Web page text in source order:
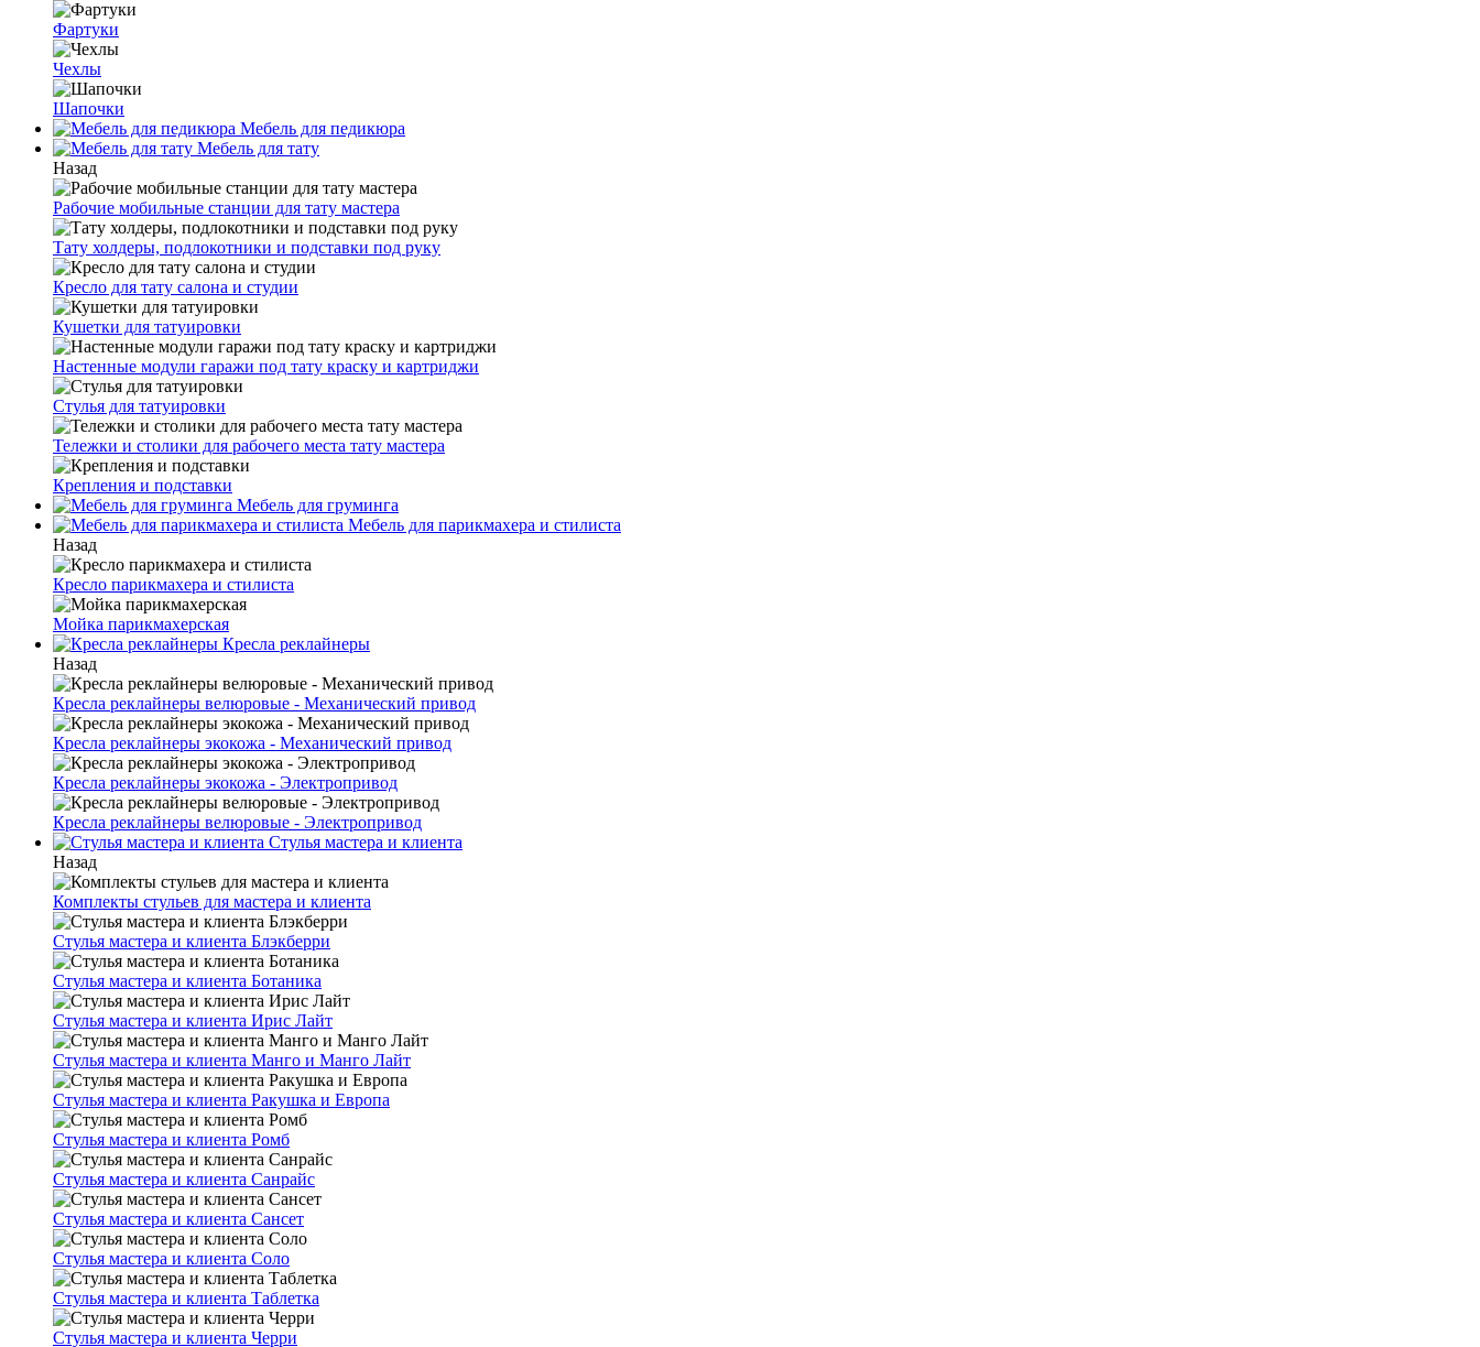
Фартуки
Чехлы
Шапочки
Мебель для педикюра
Мебель для тату
Назад
Рабочие мобильные станции для тату мастера
Тату холдеры, подлокотники и подставки под руку
Кресло для тату салона и студии
Кушетки для татуировки
Настенные модули гаражи под тату краску и картриджи
Стулья для татуировки
Тележки и столики для рабочего места тату мастера
Крепления и подставки
Мебель для груминга
Мебель для парикмахера и стилиста
Назад
Кресло парикмахера и стилиста
Мойка парикмахерская
Кресла реклайнеры
Назад
Кресла реклайнеры велюровые - Механический привод
Кресла реклайнеры экокожа - Механический привод
Кресла реклайнеры экокожа - Электропривод
Кресла реклайнеры велюровые - Электропривод
Стулья мастера и клиента
Назад
Комплекты стульев для мастера и клиента
Стулья мастера и клиента Блэкберри
Стулья мастера и клиента Ботаника
Стулья мастера и клиента Ирис Лайт
Стулья мастера и клиента Манго и Манго Лайт
Стулья мастера и клиента Ракушка и Европа
Стулья мастера и клиента Ромб
Стулья мастера и клиента Санрайс
Стулья мастера и клиента Сансет
Стулья мастера и клиента Соло
Стулья мастера и клиента Таблетка
Стулья мастера и клиента Черри